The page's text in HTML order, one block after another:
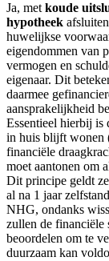
Ja, met koude
hypotheek
huwelijkse
eigendommen van
vermogen en
eigenaar. Dit
daarmee
aansprakelijkheid
Essentieel hierbij is
in huis blijft wonen
financiële
moet aantonen om
Dit principe geldt
al na 1 jaar
NHG, ondanks
zullen de financiële
beoordelen om te
duurzaam kan